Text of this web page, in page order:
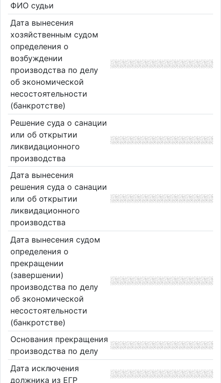
ФИО судьи
Дата вынесения
хозяйственным судом
определения о
возбуждении
производства по делу
об экономической
несостоятельности
(банкротстве)
Решение суда о санации
или об открытии
ликвидационного
производства
Дата вынесения
решения суда о санации
или об открытии
ликвидационного
производства
Дата вынесения судом
определения о
прекращении
(завершении)
производства по делу
об экономической
несостоятельности
(банкротстве)
Основания прекращения
производства по делу
Дата исключения
должника из ЕГР